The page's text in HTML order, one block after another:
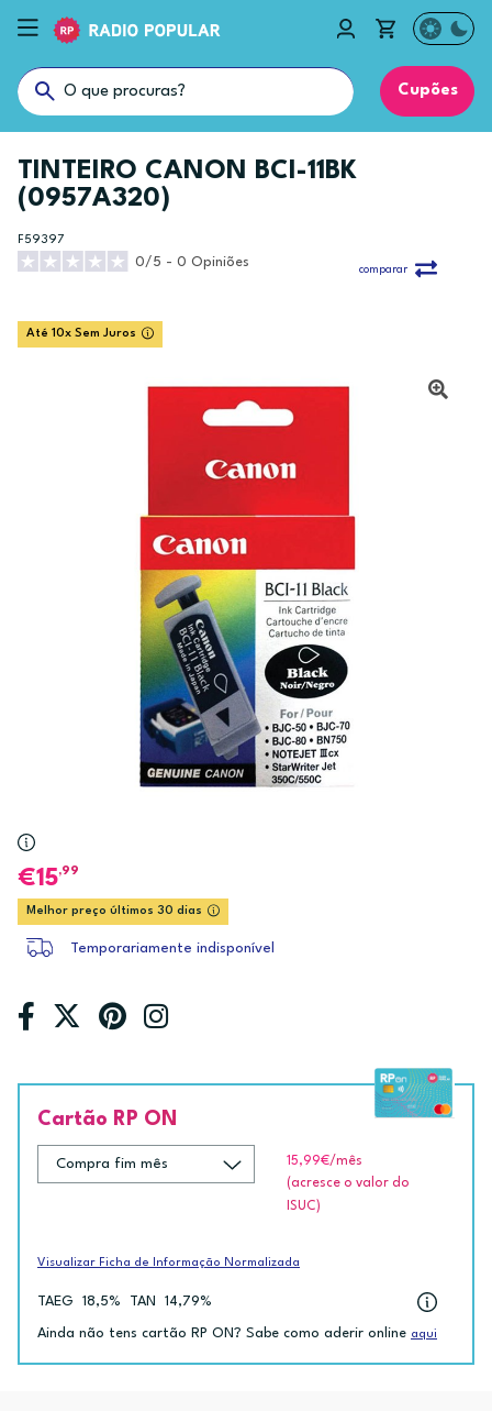
Cupões
TINTEIRO CANON BCI-11BK
(0957A320)
F59397
0/5 - 0 Opiniões
comparar
Até 10x Sem Juros
15,99
Melhor preço últimos 30 dias
Temporariamente indisponível
Cartão RP ON
15,99€/mês
(acresce o valor do
ISUC)
Visualizar Ficha de Informação Normalizada
TAEG 18,5% TAN 14,79%
Ainda não tens cartão RP ON? Sabe como aderir online aqui